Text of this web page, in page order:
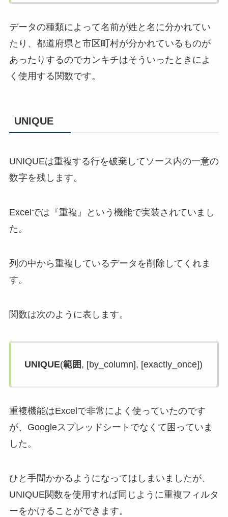
データの種類によって名前が姓と名に分かれてい
たり、都道府県と市区町村が分かれているものが
あったりするのでカンキチはそういったときによ
く使用する関数です。
UNIQUE
UNIQUEは重複する行を破棄してソース内の一意の
数字を残します。
Excelでは『重複』という機能で実装されていまし
た。
列の中から重複しているデータを削除してくれま
す。
関数は次のように表します。
UNIQUE(範囲 , [by_column], [exactly_once])
重複機能はExcelで非常によく使っていたのです
が、Googleスプレッドシートでなくて困っていま
した。
ひと手間かかるようになってはしまいましたが、
UNIQUE関数を使用すれば同じように重複フィルタ
ーをかけることができます。